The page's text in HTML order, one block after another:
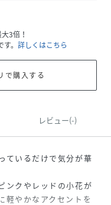
3倍！
。 詳しくはこちら
購入する
レビュー(-)
ているだけで気分が華
ンクやレッドの小花が
軽やかなアクセントを